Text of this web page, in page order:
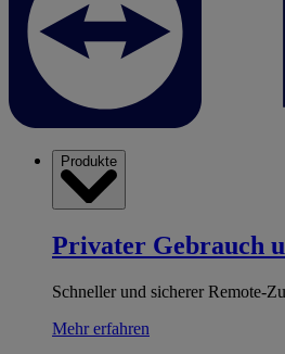
Produkte
Privater Gebrauch
Schneller und sicherer Remote-
Mehr erfahren